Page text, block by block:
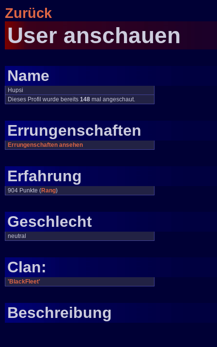
Zurück
User anschauen
Name
Hupsi
Dieses Profil wurde bereits 148 mal angeschaut.
Errungenschaften
Errungenschaften ansehen
Erfahrung
904 Punkte (Rang)
Geschlecht
neutral
Clan:
'BlackFleet'
Beschreibung